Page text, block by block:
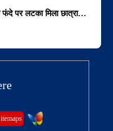
पर लटका मिला छात्रा…